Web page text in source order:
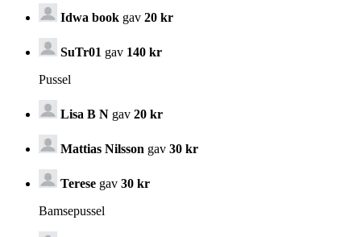
Idwa book gav 20 kr
SuTr01 gav 140 kr
Pussel
Lisa B N gav 20 kr
Mattias Nilsson gav 30 kr
Terese gav 30 kr
Bamsepussel